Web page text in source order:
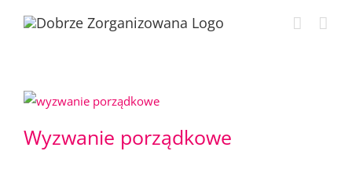
Wyzwanie porządkowe